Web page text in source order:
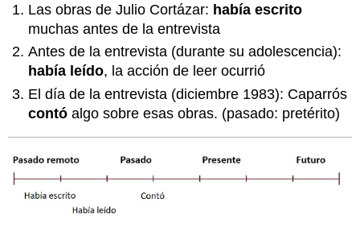
Las obras de Julio Cortázar: había escrito
muchas antes de la entrevista
Antes de la entrevista (durante su adolescencia):
había leído, la acción de leer ocurrió
El día de la entrevista (diciembre 1983): Caparrós
contó algo sobre esas obras. (pasado: pretérito)